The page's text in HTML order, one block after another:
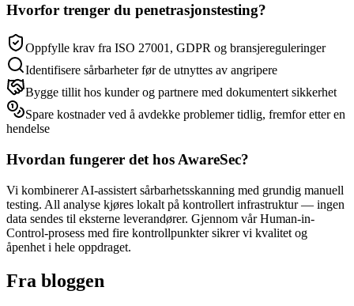
Hvorfor trenger du penetrasjonstesting?
Oppfylle krav fra ISO 27001, GDPR og bransjereguleringer
Identifisere sårbarheter før de utnyttes av angripere
Bygge tillit hos kunder og partnere med dokumentert sikkerhet
Spare kostnader ved å avdekke problemer tidlig, fremfor etter en
hendelse
Hvordan fungerer det hos AwareSec?
Vi kombinerer AI-assistert sårbarhetsskanning med grundig manuell
testing. All analyse kjøres lokalt på kontrollert infrastruktur — ingen
data sendes til eksterne leverandører. Gjennom vår Human-in-
Control-prosess med fire kontrollpunkter sikrer vi kvalitet og
åpenhet i hele oppdraget.
Fra bloggen